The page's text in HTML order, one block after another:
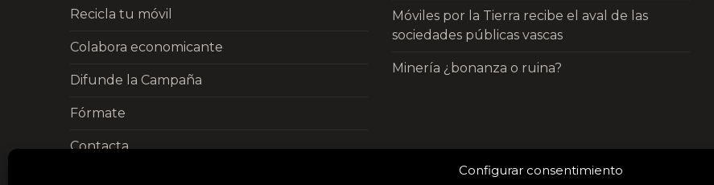
Configurar consentimiento
Recicla tu móvil
Colabora economicante
Difunde la Campaña
Fórmate
Contacta
Móviles por la Tierra recibe el aval de las
sociedades públicas vascas
Minería ¿bonanza o ruina?